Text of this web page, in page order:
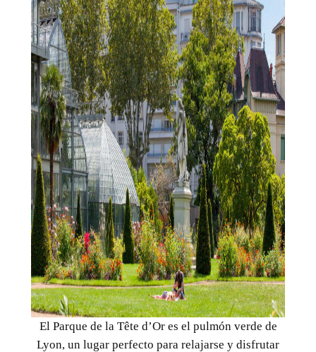
El Parque de la Tête d’Or es el pulmón verde de
Lyon, un lugar perfecto para relajarse y disfrutar